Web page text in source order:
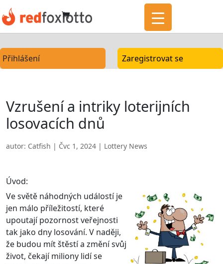
Přihlášení Zaregistrovat se
Vzrušení a intriky loterijních
losovacích dnů
autor: Catfish | Čvc 1, 2024 | Lottery News
Úvod:
Ve světě náhodných událostí je
jen málo příležitostí, které
upoutají pozornost veřejnosti
tak jako dny losování. V naději,
že budou mít štěstí a změní svůj
život, čekají miliony lidí se